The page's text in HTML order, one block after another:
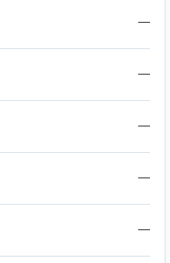
—
—
—
—
—